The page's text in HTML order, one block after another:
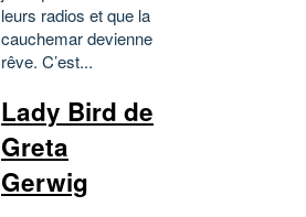
leurs radios et que la
cauchemar devienne
rêve. C’est...
Lady Bird de
Greta
Gerwig